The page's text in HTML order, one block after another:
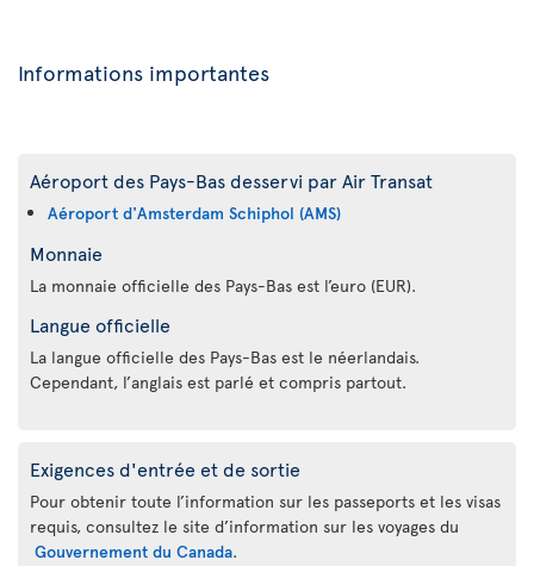
Informations importantes
Aéroport des Pays-Bas desservi par Air Transat
Aéroport d'Amsterdam Schiphol (AMS)
Monnaie
La monnaie officielle des Pays-Bas est l’euro (EUR).
Langue officielle
La langue officielle des Pays-Bas est le néerlandais.
Cependant, l’anglais est parlé et compris partout.
Exigences d'entrée et de sortie
Pour obtenir toute l’information sur les passeports et les visas
requis, consultez le site d’information sur les voyages du
Gouvernement du Canada.